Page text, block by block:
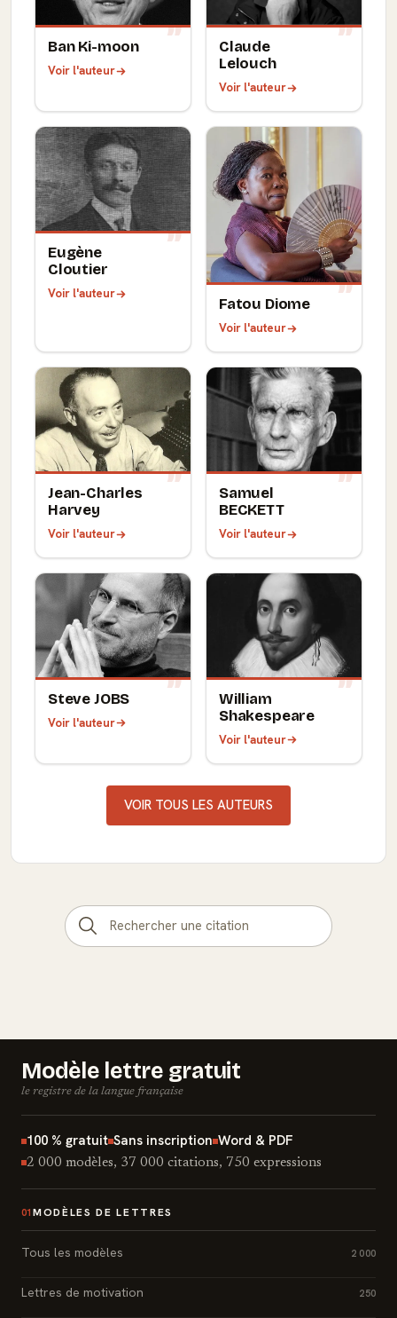
Ban Ki-moon
Voir l'auteur
Claude
Lelouch
Voir l'auteur
Eugène
Cloutier
Voir l'auteur
Fatou Diome
Voir l'auteur
Jean-Charles
Harvey
Voir l'auteur
Samuel
BECKETT
Voir l'auteur
Steve JOBS
Voir l'auteur
William
Shakespeare
Voir l'auteur
VOIR TOUS LES AUTEURS
Modèle lettre gratuit
le registre de la langue française
100 % gratuit Sans inscription Word & PDF
2 000 modèles, 37 000 citations, 750 expressions
01 MODÈLES DE LETTRES
Tous les modèles 2 000
Lettres de motivation 250